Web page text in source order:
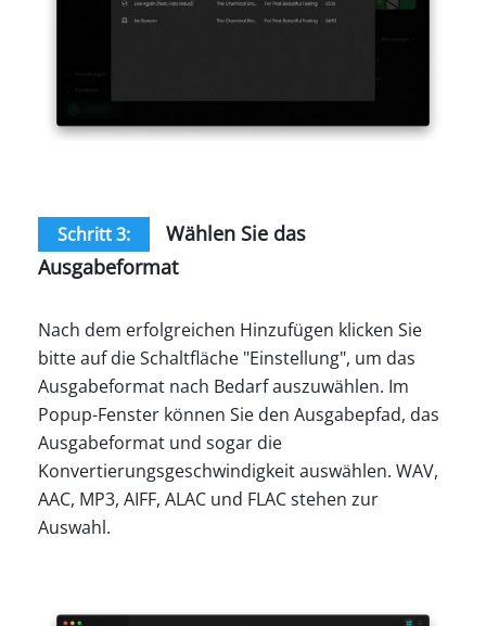
Schritt 3:
Wählen Sie das
Ausgabeformat
Nach dem erfolgreichen Hinzufügen klicken Sie
bitte auf die Schaltfläche "Einstellung", um das
Ausgabeformat nach Bedarf auszuwählen. Im
Popup-Fenster können Sie den Ausgabepfad, das
Ausgabeformat und sogar die
Konvertierungsgeschwindigkeit auswählen. WAV,
AAC, MP3, AIFF, ALAC und FLAC stehen zur
Auswahl.